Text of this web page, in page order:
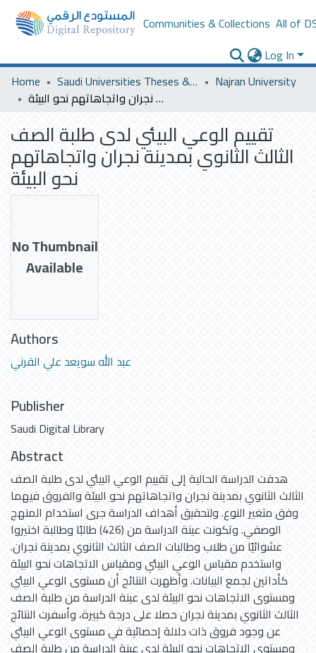
Communities & Collections All of
Log In
Home
Saudi Universities Theses & Dissertations
Najran University
تقييم الوعي البيئي لدى طلبة الصف الثالث الثانوي بمدينة نجران واتجاهاتهم نحو البيئة
تقييم الوعي البيئي لدى طلبة الصف
الثالث الثانوي بمدينة نجران واتجاهاتهم
نحو البيئة
No Thumbnail
Available
Authors
عبد الله سويعد علي القرني
Publisher
Saudi Digital Library
Abstract
هدفت الدراسة الحالية إلى تقييم الوعي البيئي لدى طلبة الصف
الثالث الثانوي بمدينة نجران واتجاهاتهم نحو البيئة والفروق فيهما
وفق متغير النوع. ولتحقيق أهداف الدراسة جرى استخدام المنهج
الوصفي. وتكونت عينة الدراسة من (426) طالبًا وطالبة اختيروا
عشوائيًا من طلاب وطالبات الصف الثالث الثانوي بمدينة نجران.
واستخدم مقياس الوعي البيئي ومقياس الاتجاهات نحو البيئة
كأداتين لجمع البيانات. وأظهرت النتائج أن مستوى الوعي البيئي
ومستوى الاتجاهات نحو البيئة لدى عينة الدراسة من طلبة الصف
الثالث الثانوي بمدينة نجران حصلا على درجة كبيرة، وأسفرت النتائج
عن وجود فروق ذات دلالة إحصائية في مستوى الوعي البيئي
ومستوى الاتجاهات نحو البيئة لدى عينة الدراسة من طلبة الصف